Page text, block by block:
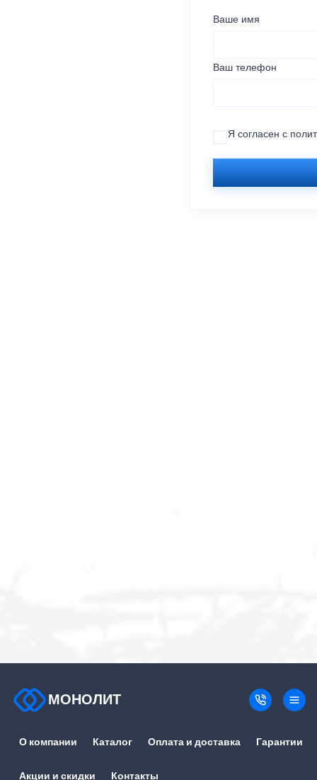
Ваше имя
Ваш телефон
Я согласен с
МОНОЛИТ
О компании Каталог Оплата и доставка Гарантии
Акции и скидки Контакты